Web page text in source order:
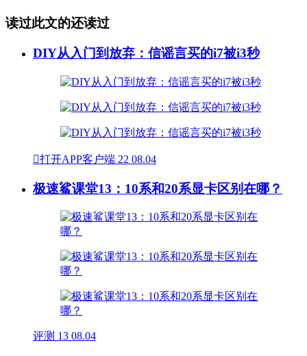
读过此文的还读过
DIY从入门到放弃：信谣言买的i7被i3秒
打开APP客户端 22 08.04
极速鲨课堂13：10系和20系显卡区别在哪？
评测 13 08.04